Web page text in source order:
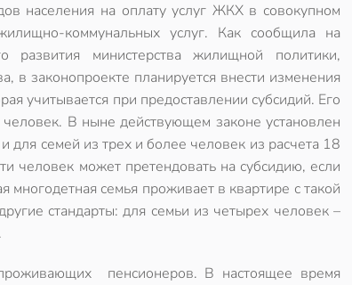
населения на оплату услуг ЖКХ в совокупном
коммунальных услуг. Как сообщила на
развития министерства жилищной политики,
в законопроекте планируется внести изменения
учитывается при предоставлении субсидий. Его
В ныне действующем законе установлен
для семей из трех и более человек из расчета 18
человек может претендовать на субсидию, если
семья проживает в квартире с такой
стандарты: для семьи из четырех человек –
пенсионеров. В настоящее время